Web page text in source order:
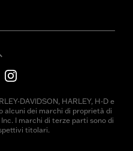
DAVIDSON, HARLEY, H-D e
alcuni dei marchi di proprietà di
I marchi di terze parti sono di
titolari.